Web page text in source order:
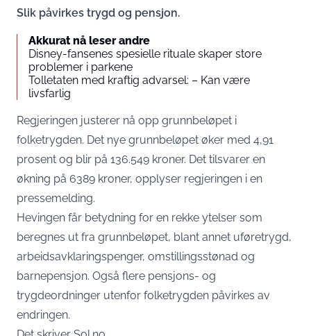
Slik påvirkes trygd og pensjon.
Akkurat nå leser andre
Disney-fansenes spesielle rituale skaper store
problemer i parkene
Tolletaten med kraftig advarsel: – Kan være
livsfarlig
Regjeringen justerer nå opp grunnbeløpet i
folketrygden. Det nye grunnbeløpet øker med 4,91
prosent og blir på 136.549 kroner. Det tilsvarer en
økning på 6389 kroner, opplyser regjeringen i en
pressemelding.
Hevingen får betydning for en rekke ytelser som
beregnes ut fra grunnbeløpet, blant annet uføretrygd,
arbeidsavklaringspenger, omstillingsstønad og
barnepensjon. Også flere pensjons- og
trygdeordninger utenfor folketrygden påvirkes av
endringen.